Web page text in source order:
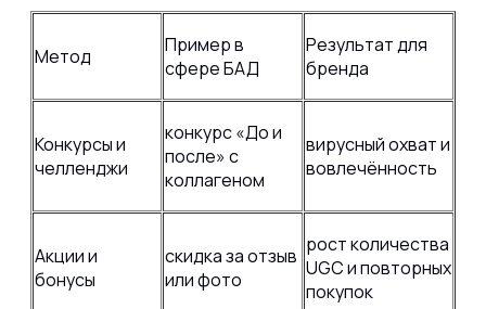
Метод
Пример в
сфере БАД
Результат для
бренда
Конкурсы и
челленджи
конкурс «До и
после» с
коллагеном
вирусный охват и
вовлечённость
Акции и
бонусы
скидка за отзыв
или фото
рост количества
UGC и повторных
покупок